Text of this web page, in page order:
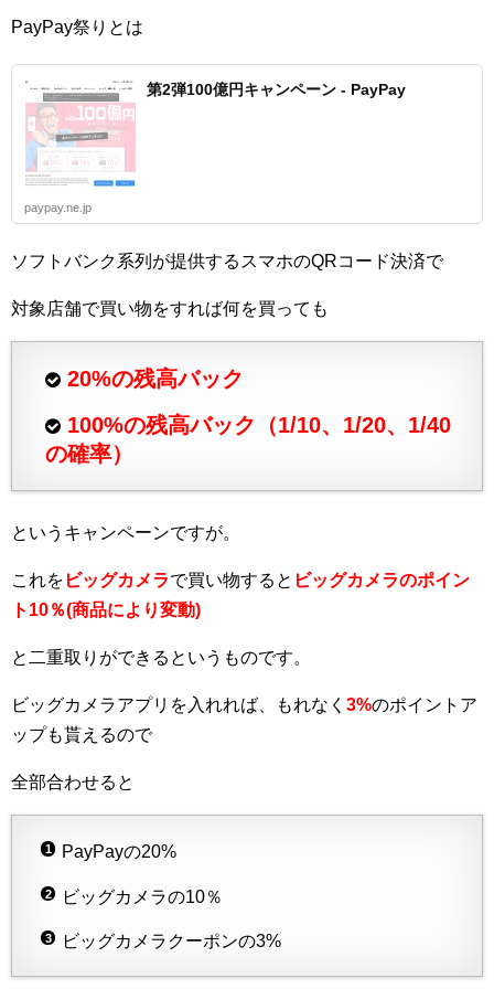
PayPay祭りとは
第2弾100億円キャンペーン - PayPay
paypay.ne.jp
ソフトバンク系列が提供するスマホのQRコード決済で
対象店舗で買い物をすれば何を買っても
20%の残高バック
100%の残高バック（1/10、1/20、1/40
の確率）
というキャンペーンですが。
これを ビッグカメラで買い物すると ビッグカメラのポイン
ト10％(商品により変動)
と二重取りができるというものです。
ビッグカメラアプリを入れれば、もれなく 3%のポイントア
ップも貰えるので
全部合わせると
PayPayの20%
ビッグカメラの10％
ビッグカメラクーポンの3%